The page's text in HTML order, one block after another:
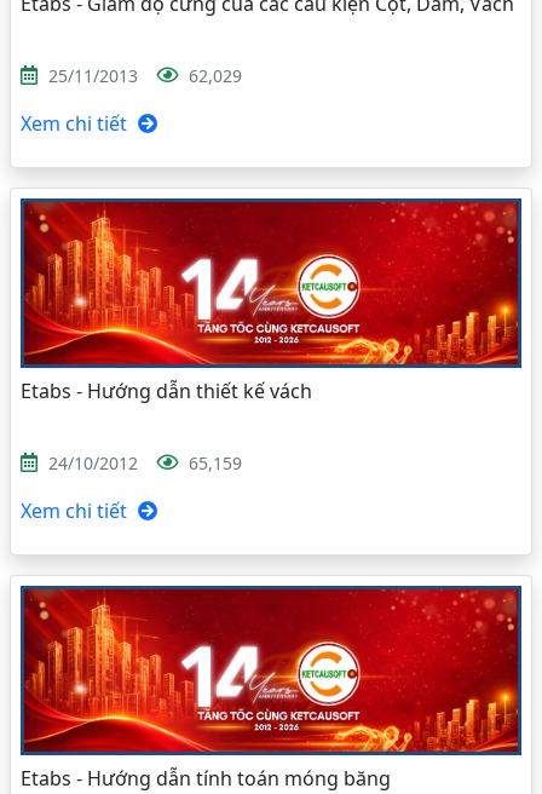
25/11/2013 62,029
Xem chi tiết
Etabs - Hướng dẫn thiết kế vách
24/10/2012 65,159
Xem chi tiết
Etabs - Hướng dẫn tính toán móng băng